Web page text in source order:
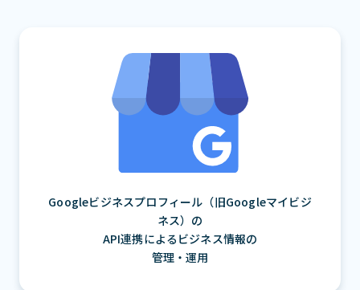
Googleビジネスプロフィール（旧Googleマイビジ
ネス）の
API連携によるビジネス情報の
管理・運用